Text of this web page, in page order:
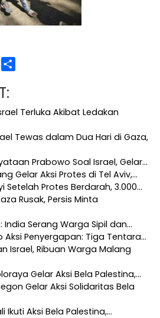
Telegram
Terluka Akibat Ledakan
Tewas dalam Dua Hari di Gaza,
Prabowo Soal Israel, Gelar…
Gelar Aksi Protes di Tel Aviv,…
Setelah Protes Berdarah, 3.000…
Rusak, Persis Minta
India Serang Warga Sipil dan…
Aksi Penyergapan: Tiga Tentara…
Israel, Ribuan Warga Malang
Gelar Aksi Bela Palestina,…
Gelar Aksi Solidaritas Bela
Ikuti Aksi Bela Palestina,…